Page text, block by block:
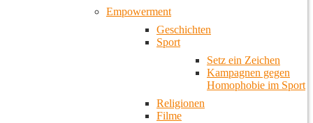
Empowerment
Geschichten
Sport
Setz ein Zeichen
Kampagnen gegen
Homophobie im Sport
Religionen
Filme